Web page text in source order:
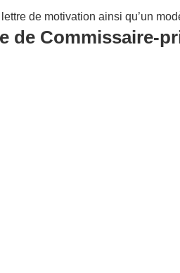
de motivation ainsi qu’un
de Commissaire-